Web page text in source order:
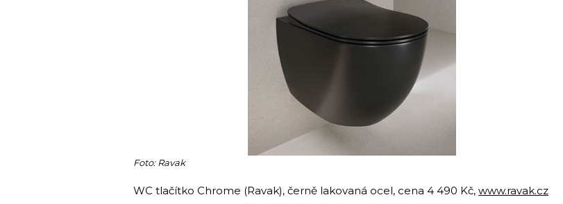
Foto: Ravak
WC tlačítko Chrome (Ravak), černě lakovaná ocel, cena 4 490 Kč, www.ravak.cz